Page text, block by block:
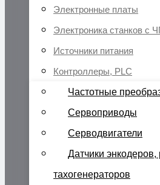
Электронные платы
Электроника станков с
Источники питания
Контроллеры, PLC
Частотные
Сервоприводы
Серводвигатели
Датчики энкодеров,
тахогенераторов